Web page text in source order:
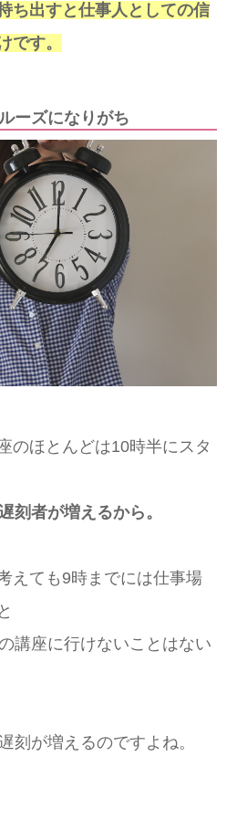
ち出すと仕事人としての信
です。
ーズになりがち
のほとんどは10時半にスタ
刻者が増えるから。
えても9時までには仕事場
講座に行けないことはない
刻が増えるのですよね。